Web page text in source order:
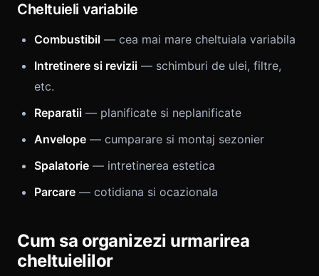
Cheltuieli variabile
Combustibil — cea mai mare cheltuiala variabila
Intretinere si revizii — schimburi de ulei, filtre,
etc.
Reparatii — planificate si neplanificate
Anvelope — cumparare si montaj sezonier
Spalatorie — intretinerea estetica
Parcare — cotidiana si ocazionala
Cum sa organizezi urmarirea
cheltuielilor